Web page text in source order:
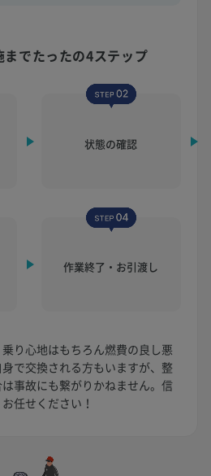
までたったの4ステップ
状態の確認
作業終了・お引渡し
り心地はもちろん燃費の良し悪
で交換される方もいますが、整
事故にも繋がりかねません。信
任せください！